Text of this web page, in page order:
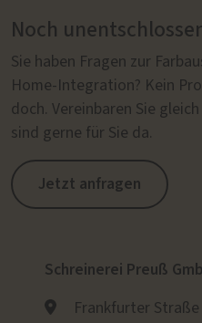
Noch
Sie haben Fragen zur
Home-Integration? Kein
doch. Vereinbaren Sie
sind gerne für Sie da.
Jetzt anfragen
Schreinerei Preuß
Frankfurter Straße